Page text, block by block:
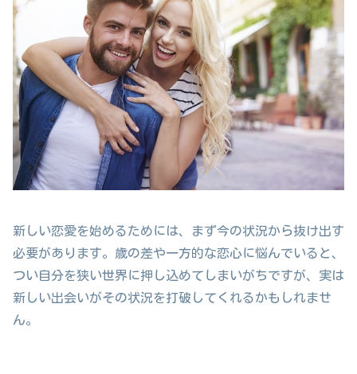
新しい恋愛を始めるためには、まず今の状況から抜け出す
必要があります。歳の差や一方的な恋心に悩んでいると、
つい自分を狭い世界に押し込めてしまいがちですが、実は
新しい出会いがその状況を打破してくれるかもしれませ
ん。